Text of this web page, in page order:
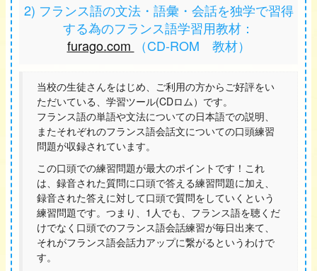
2) フランス語の文法・語彙・会話を独学で習得
する為のフランス語学習用教材：
furago.com
（CD-ROM 教材）
当校の生徒さんをはじめ、ご利用の方からご好評をい
ただいている、学習ツール(CDロム）です。
フランス語の単語や文法についての日本語での説明、
またそれぞれのフランス語会話文についての口頭練習
問題が収録されています。
この口頭での練習問題が最大のポイントです！これ
は、録音された質問に口頭で答える練習問題に加え、
録音された答えに対して口頭で質問をしていくという
練習問題です。つまり、1人でも、フランス語を聴くだ
けでなく口頭でのフランス語会話練習が毎日出来て、
それがフランス語会話力アップに繋がるというわけで
す。